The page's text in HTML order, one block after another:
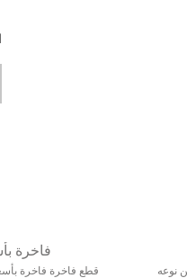
نوعه
فاخرة
قطع فاخرة فاخرة